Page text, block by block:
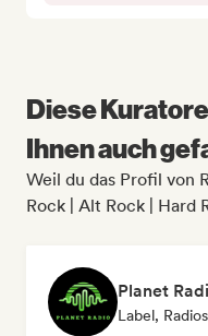
Diese
Ihnen auch
Weil du das Profil von
Rock | Alt Rock | Hard
Planet
Label,